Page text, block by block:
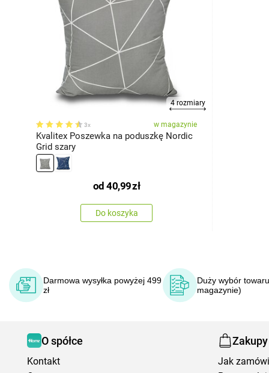
4 rozmiary
3x w magazynie
Kvalitex Poszewka na poduszkę Nordic
Grid szary
od 40,99zł
Do koszyka
Darmowa wysyłka powyżej 499
zł
Duży wybór
magazynie)
O spółce
Kontakt
Zakupy
Jak